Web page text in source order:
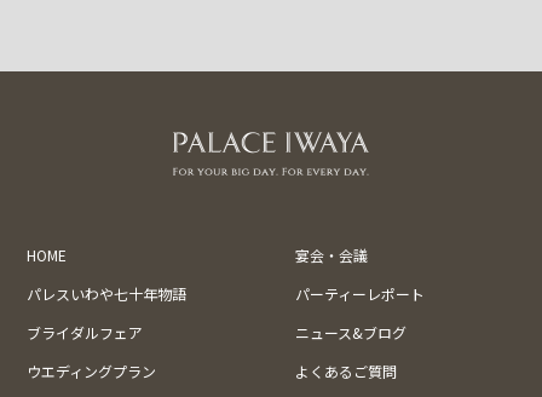
HOME
宴会・会議
パレスいわや七十年物語
パーティーレポート
ブライダルフェア
ニュース&ブログ
ウエディングプラン
よくあるご質問